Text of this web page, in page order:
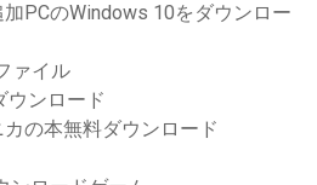
PCのWindows 10をダウンロー
ァイル
ウンロード
の本無料ダウンロード